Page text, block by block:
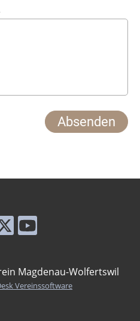
Magdenau-Wolfertswil
Vereinssoftware